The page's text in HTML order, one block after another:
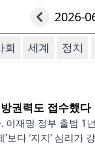
2026-
회 세계 정치
권력도 접수했다
이재명 정부 출범 1
보다 ‘지지’ 심리가